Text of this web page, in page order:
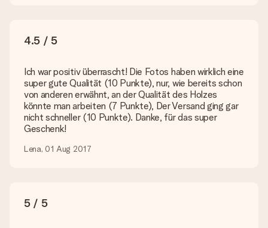
In unserem Warenkorb bieten wie die Option „Gratis
persönliche Nachricht schreiben, sodass der Empfänger genau
weiß, von wem die Überraschung ist.
Wird mein Geschenk in Geschenkpapier geliefert?
Derzeit bieten wir (noch) keinen Einpackservice. Aber unsere
Geschenke werden in einer fröhlichen Versandverpackung
Verschenken bereit oder kann sofort an den Empfänger
Lieferzeit, Lieferoptionen und Versandkosten
4.5 / 5
Ich war positiv überrascht! Die Fotos haben wirklich eine
super gute Qualität (10 Punkte), nur, wie bereits schon
von anderen erwähnt, an der Qualität des Holzes
könnte man arbeiten (7 Punkte), Der Versand ging gar
nicht schneller (10 Punkte). Danke, für das super
Geschenk!
Lena, 01 Aug 2017
5 / 5